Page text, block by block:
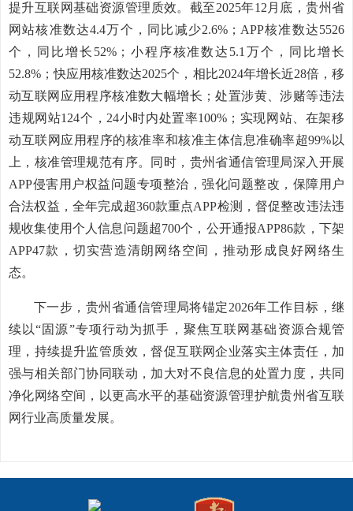
提升互联网基础资源管理质效。截至2025年12月底，贵州省
网站核准数达4.4万个，同比减少2.6%；APP核准数达5526
个，同比增长52%；小程序核准数达5.1万个，同比增长
52.8%；快应用核准数达2025个，相比2024年增长近28倍，移
动互联网应用程序核准数大幅增长；处置涉黄、涉赌等违法
违规网站124个，24小时内处置率100%；实现网站、在架移
动互联网应用程序的核准率和核准主体信息准确率超99%以
上，核准管理规范有序。同时，贵州省通信管理局深入开展
APP侵害用户权益问题专项整治，强化问题整改，保障用户
合法权益，全年完成超360款重点APP检测，督促整改违法违
规收集使用个人信息问题超700个，公开通报APP86款，下架
APP47款，切实营造清朗网络空间，推动形成良好网络生
态。
下一步，贵州省通信管理局将锚定2026年工作目标，继
续以“固源”专项行动为抓手，聚焦互联网基础资源合规管
理，持续提升监管质效，督促互联网企业落实主体责任，加
强与相关部门协同联动，加大对不良信息的处置力度，共同
净化网络空间，以更高水平的基础资源管理护航贵州省互联
网行业高质量发展。